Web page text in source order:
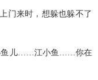
门来时，想躲也躲不了
鱼儿……江小鱼……你在